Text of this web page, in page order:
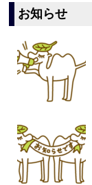
お知らせ